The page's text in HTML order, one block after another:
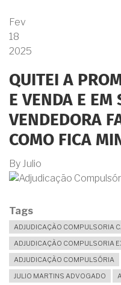
Fev
18
2025
QUITEI A
E VENDA E EM
VENDEDORA
COMO FICA
By Julio
Tags
ADJUDICAÇÃO COMPULSORIA
ADJUDICAÇÃO COMPULSORIA
ADJUDICAÇÃO COMPULSÓRIA
JULIO MARTINS ADVOGADO